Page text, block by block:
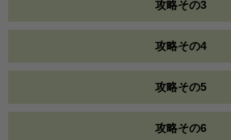
攻略その3
攻略その4
攻略その5
攻略その6